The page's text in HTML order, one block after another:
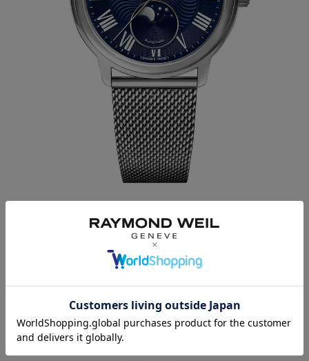
MAESTRO
マエストロ
自動巻き、39.5mm、ネイビーダイアル、ミラネーゼブレスレッ
ト、ムーンフェイズ機能